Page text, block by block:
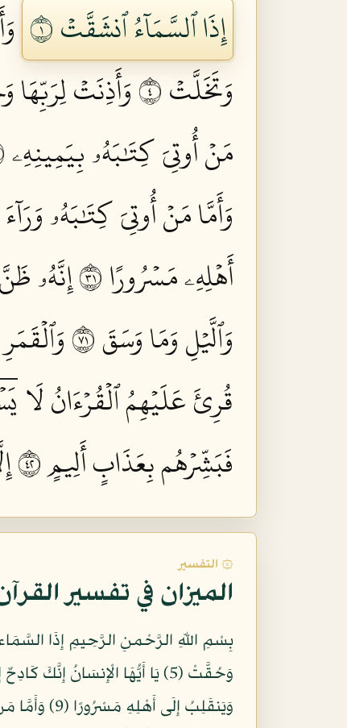
إِذَا ٱلسَّمَآءُ ٱنشَقَّتۡ ١
وَتَخَلَّتۡ ٤
وَأَذِنَتۡ لِرَبِّهَا
مَنۡ أُوتِيَ كِتَٰبَهُۥ بِيَمِينِهِۦ ٧
وَأَمَّا مَنۡ أُوتِيَ كِتَٰبَهُۥ وَرَآءَ
أَهۡلِهِۦ مَسۡرُورًا ١٣
إِنَّهُۥ
وَٱلَّيۡلِ وَمَا وَسَقَ ١٧
وَٱلۡقَمَرِ
قُرِئَ عَلَيۡهِمُ ٱلۡقُرۡءَانُ لَا
فَبَشِّرۡهُم بِعَذَابٍ أَلِيمٍ ٢٤
۞ التفسير
الميزان في تفسير